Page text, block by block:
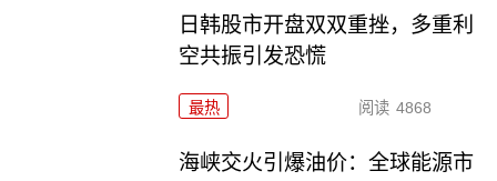
日韩股市开盘双双重挫，多重利
空共振引发恐慌
最热 阅读 4868
海峡交火引爆油价：全球能源市